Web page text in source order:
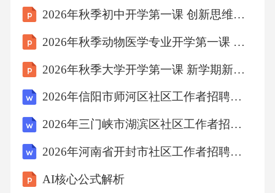
10.罗马神话中的阿瑞斯是战神，其形象常与
（）
A.麒麟
2026年秋季初中开学第一课 创新思维与科学精神教学设计
2026年秋季动物医学专业开学第一课 专业社团与学术活动
2026年秋季大学开学第一课 新学期新起点新目标教学设计
2026年信阳市师河区社区工作者招聘考试参考试题及答案解析
2026年三门峡市湖滨区社区工作者招聘笔试参考题库及答案解析
2026年河南省开封市社区工作者招聘考试备考试题及答案解析
AI核心公式解析